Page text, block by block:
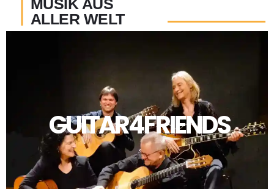
MUSIK AUS
ALLER WELT
GUITAR4FRIENDS